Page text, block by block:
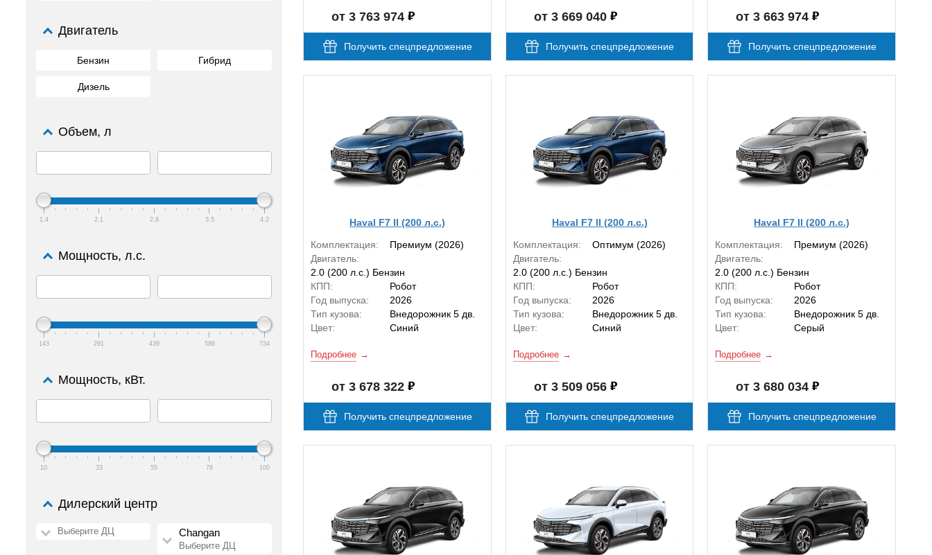
Дилерский центр
Выберите ДЦ Changan
Выберите ДЦ
Двигатель
Бензин Гибрид
Дизель
Объем, л
1.4 2.1 2.8 3.5 4.2
Мощность, л.с.
143 291 439 586 734
Мощность, кВт.
10 33 55 78 100
от 3 763 974
Получить спецпредложение
от 3 669 040
Получить спецпредложение
от 3 663 974
Получить спецпредложение
Haval F7 II (200 л.с.)
Комплектация:
Премиум (2026)
Двигатель:
2.0 (200 л.с.) Бензин
КПП:
Робот
Год выпуска:
2026
Тип кузова:
Внедорожник 5 дв.
Цвет:
Синий
Подробнее
от 3 678 322
Получить спецпредложение
Haval F7 II (200 л.с.)
Комплектация:
Оптимум (2026)
Двигатель:
2.0 (200 л.с.) Бензин
КПП:
Робот
Год выпуска:
2026
Тип кузова:
Внедорожник 5 дв.
Цвет:
Синий
Подробнее
от 3 509 056
Получить спецпредложение
Haval F7 II (200 л.с.)
Комплектация:
Премиум (2026)
Двигатель:
2.0 (200 л.с.) Бензин
КПП:
Робот
Год выпуска:
2026
Тип кузова:
Внедорожник 5 дв.
Цвет:
Серый
Подробнее
от 3 680 034
Получить спецпредложение